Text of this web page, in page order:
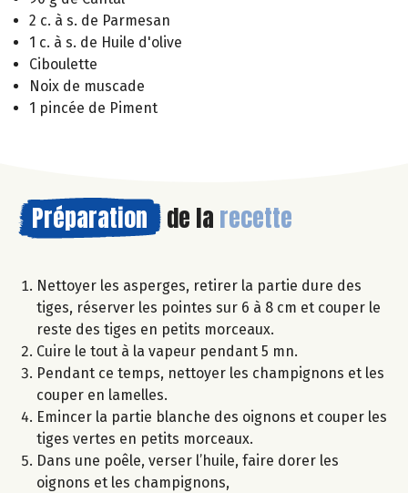
2 c. à s. de Parmesan
1 c. à s. de Huile d'olive
Ciboulette
Noix de muscade
1 pincée de Piment
Préparation de la recette
Nettoyer les asperges, retirer la partie dure des
tiges, réserver les pointes sur 6 à 8 cm et couper le
reste des tiges en petits morceaux.
Cuire le tout à la vapeur pendant 5 mn.
Pendant ce temps, nettoyer les champignons et les
couper en lamelles.
Emincer la partie blanche des oignons et couper les
tiges vertes en petits morceaux.
Dans une poêle, verser l’huile, faire dorer les
oignons et les champignons,